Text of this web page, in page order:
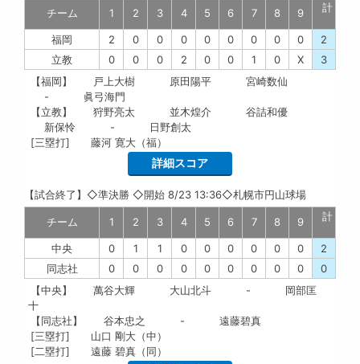
チーム 1 2 3 4 5 6 7 8 9 計
福岡 2 0 0 0 0 0 0 0 0
2
立教
0 0 0 2 0 0 1 0 X
3
【福岡】
戸上大樹 原田陽平
宮崎数仙
-
眞弓海門
【立教】
狩野亮太 並木煌介
谷詰和優
新保怜
-
日野創太
[三塁打]
藤河 寛大（福）
詳細スコア
【試合終了 】◇準決勝 ◇開始 8/23 13:36◇札幌市円山球場
チーム 1 2 3 4 5 6 7 8 9 計
中央 0 1 1 0 0 0 0 0 0
2
同志社
0 0 0 0 0 0 0 0 0
0
【中央】
萬谷大輝 大山北斗 -
岡部匡
十
【同志社】
谷本忠之 -
遠藤碧真
[三塁打]
山口 剛大（中）
[二塁打]
遠藤 碧真（同）